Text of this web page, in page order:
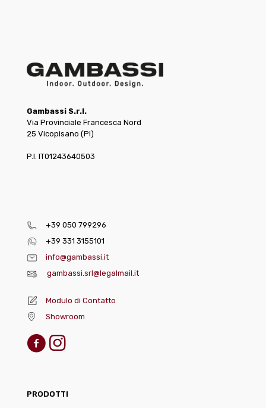
Gambassi S.r.l.
Via Provinciale Francesca Nord
25 Vicopisano (PI)
P.I. IT01243640503
+39 050 799296
+39 331 3155101
info@gambassi.it
gambassi.srl@legalmail.it
Modulo di Contatto
Showroom
PRODOTTI